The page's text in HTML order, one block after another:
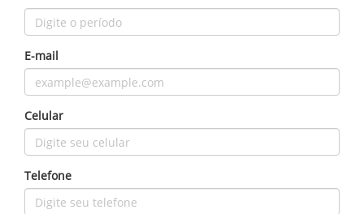
E-mail
Celular
Telefone